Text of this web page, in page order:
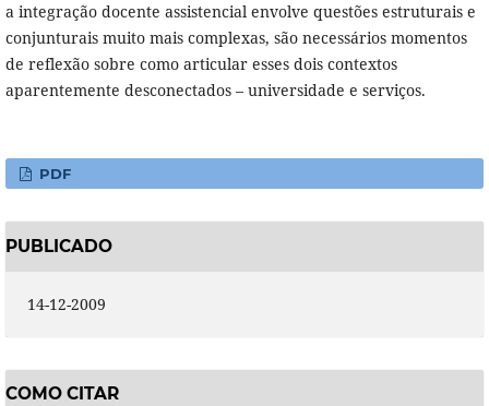
a integração docente assistencial envolve questões estruturais e
conjunturais muito mais complexas, são necessários momentos
de reflexão sobre como articular esses dois contextos
aparentemente desconectados – universidade e serviços.
PDF
PUBLICADO
14-12-2009
COMO CITAR